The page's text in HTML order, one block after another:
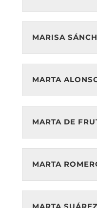
MARISA
MARTA
MARTA DE
MARTA